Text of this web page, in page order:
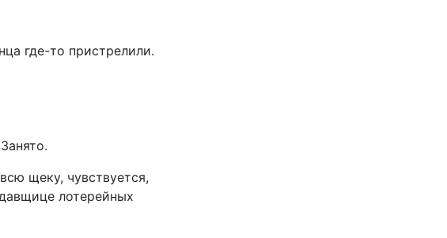
где-то пристрелили.
щеку, чувствуется,
лотерейных